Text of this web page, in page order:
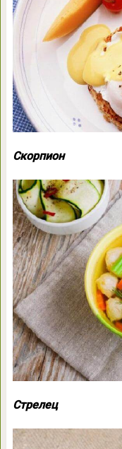
Скорпион
Стрелец